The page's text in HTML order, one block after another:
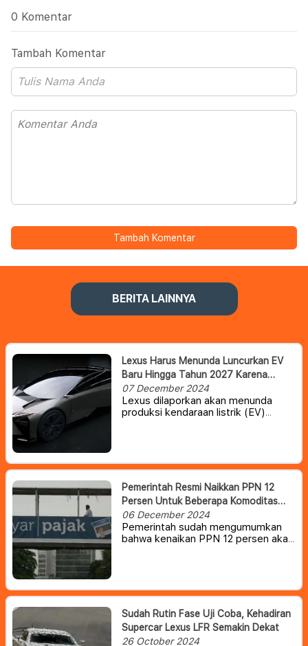
0 Komentar
Tambah Komentar
Tambah Komentar
BERITA LAINNYA
Lexus Harus Menunda Luncurkan EV
Baru Hingga Tahun 2027 Karena
Toyota Masih Perlu Waktu
07 December 2024
Lexus dilaporkan akan menunda
produksi kendaraan listrik (EV)
Pemerintah Resmi Naikkan PPN 12
Persen Untuk Beberapa Komoditas
Mewah
06 December 2024
Pemerintah sudah mengumumkan
bahwa kenaikan PPN 12 persen akan
mewah.
Sudah Rutin Fase Uji Coba, Kehadiran
Supercar Lexus LFR Semakin Dekat
26 October 2024